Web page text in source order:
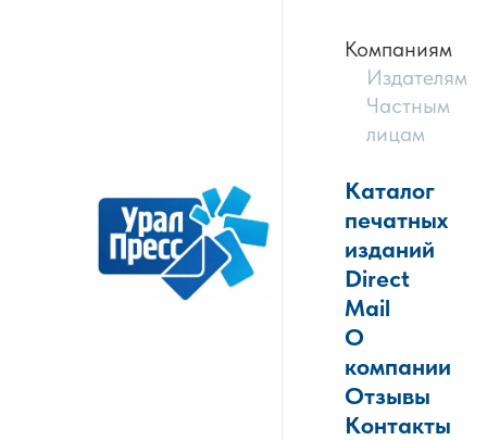
Компаниям
Издателям
Частным
лицам
Каталог
печатных
изданий
Direct
Mail
О
компании
Отзывы
Контакты